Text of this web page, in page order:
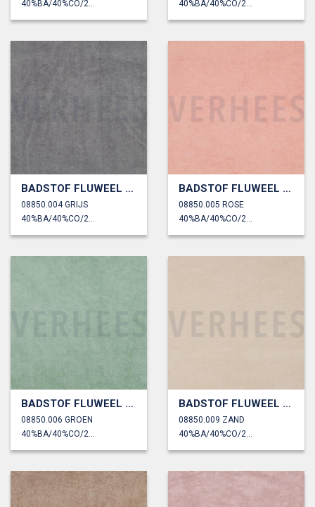
BADSTOF FLUWEEL BAMBOE
08850.004 GRIJS
BADSTOF FLUWEEL BAMBOE
08850.005 ROSE
BADSTOF FLUWEEL BAMBOE
08850.006 GROEN
BADSTOF FLUWEEL BAMBOE
08850.009 ZAND